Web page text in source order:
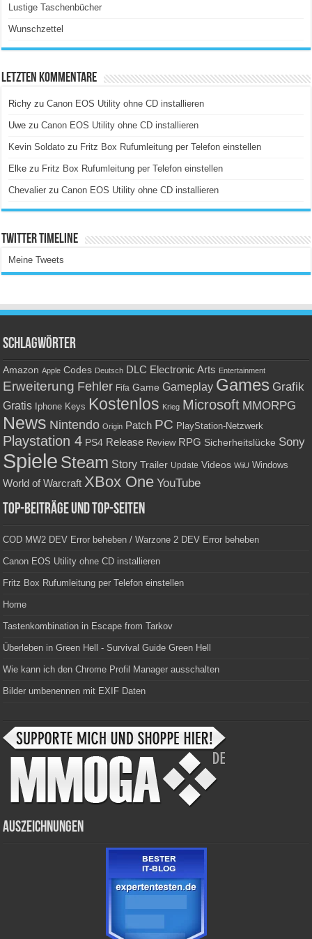
Lustige Taschenbücher
Wunschzettel
Letzten Kommentare
Richy zuCanon EOS Utility ohne CD installieren
Uwe zuCanon EOS Utility ohne CD installieren
Kevin Soldato zu Fritz Box Rufumleitung per Telefon einstellen
Elke zu Fritz Box Rufumleitung per Telefon einstellen
Chevalier zuCanon EOS Utility ohne CD installieren
Twitter Timeline
Meine Tweets
Schlagwörter
Amazon Apple Codes Deutsch DLC Electronic Arts Entertainment
Erweiterung Fehler Fifa Game Gameplay Games Grafik
Gratis Iphone Keys Kostenlos Krieg Microsoft MMORPG
News Nintendo Origin Patch PC PlayStation-Netzwerk
Playstation 4 PS4 Release Review RPG Sicherheitslücke Sony
Spiele Steam Story Trailer Update Videos WiiU Windows
World of Warcraft XBox One YouTube
Top-Beiträge und Top-Seiten
COD MW2 DEV Error beheben / Warzone 2 DEV Error beheben
Canon EOS Utility ohne CD installieren
Fritz Box Rufumleitung per Telefon einstellen
Home
Tastenkombination in Escape from Tarkov
Überleben in Green Hell - Survival Guide Green Hell
Wie kann ich den Chrome Profil Manager ausschalten
Bilder umbenennen mit EXIF Daten
Auszeichnungen